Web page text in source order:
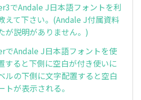
でAndale J日本語フォントを利
えて下さい。(Andale J付属資料
が説明がありません。)
でAndale J日本語フォントを使
すると下側に空白が付き使いに
ルの下側に文字配置すると空白
トが表示される。